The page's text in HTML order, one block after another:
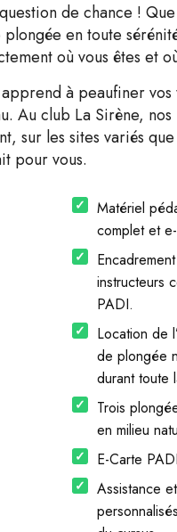
de chance !
en toute
où vous êtes et
à peaufiner
Au club La Sirène,
sur les sites variés
pour vous.
Matériel
complet et
instructeurs
PADI.
Location de
de plongée
durant toute
Trois
en milieu
E-Carte
Assistance